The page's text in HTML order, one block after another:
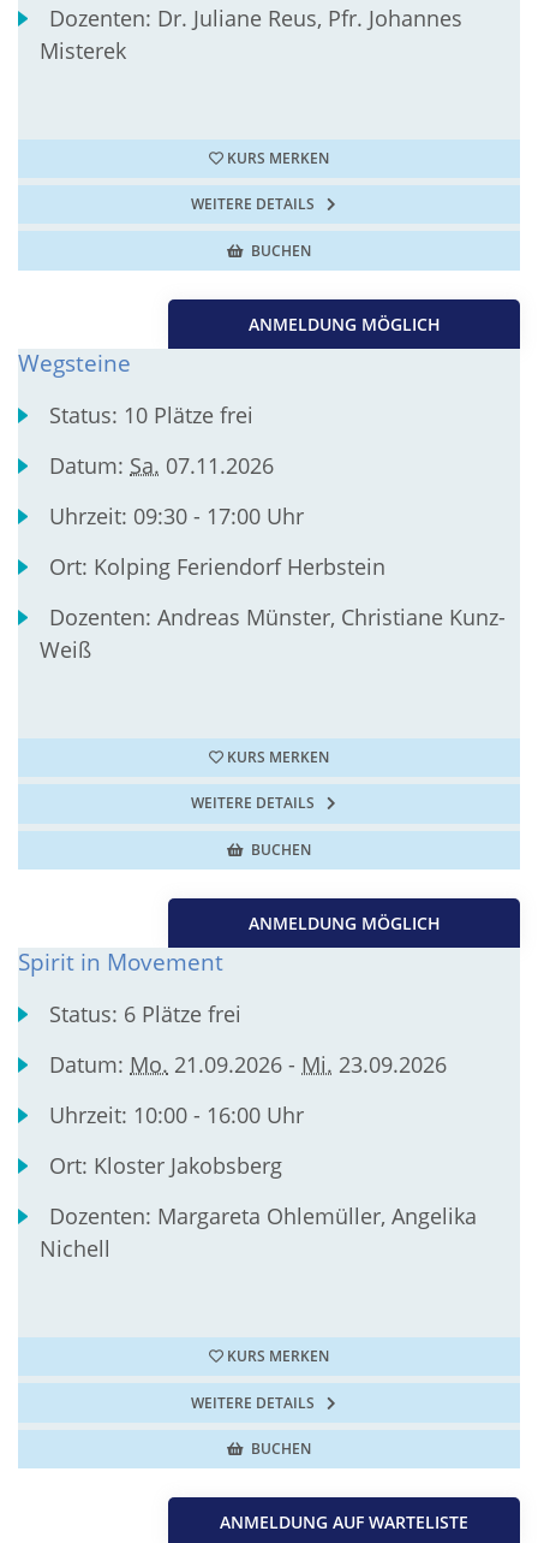
Dozenten: Dr. Juliane Reus, Pfr. Johannes
Misterek
KURS MERKEN
WEITERE DETAILS
BUCHEN
ANMELDUNG MÖGLICH
Wegsteine
Status: 10 Plätze frei
Datum: Sa. 07.11.2026
Uhrzeit: 09:30 - 17:00 Uhr
Ort: Kolping Feriendorf Herbstein
Dozenten:Andreas Münster, Christiane Kunz-
Weiß
KURS MERKEN
WEITERE DETAILS
BUCHEN
ANMELDUNG MÖGLICH
Spirit in Movement
Status: 6 Plätze frei
Datum: Mo. 21.09.2026 - Mi. 23.09.2026
Uhrzeit: 10:00 - 16:00 Uhr
Ort: Kloster Jakobsberg
Dozenten: Margareta Ohlemüller, Angelika
Nichell
KURS MERKEN
WEITERE DETAILS
BUCHEN
ANMELDUNG AUF WARTELISTE